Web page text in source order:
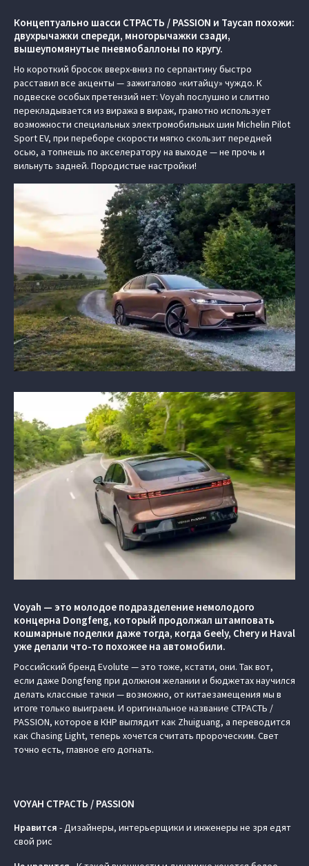
Концептуально шасси СТРАСТЬ / PASSION и Taycan похожи:
двухрычажки спереди, многорычажки сзади,
вышеупомянутые пневмобаллоны по кругу.
Но короткий бросок вверх-вниз по серпантину быстро
расставил все акценты — зажигалово «китайцу» чуждо. К
подвеске особых претензий нет: Voyah послушно и слитно
перекладывается из виража в вираж, грамотно использует
возможности специальных электромобильных шин Michelin Pilot
Sport EV, при переборе скорости мягко скользит передней
осью, а топнешь по акселератору на выходе — не прочь и
вильнуть задней. Породистые настройки!
Voyah — это молодое подразделение немолодого
концерна Dongfeng, который продолжал штамповать
кошмарные поделки даже тогда, когда Geely, Chery и Haval
уже делали что-то похожее на автомобили.
Российский бренд Evolute — это тоже, кстати, они. Так вот,
если даже Dongfeng при должном желании и бюджетах научился
делать классные тачки — возможно, от китаезамещения мы в
итоге только выиграем. И оригинальное название СТРАСТЬ /
PASSION, которое в КНР выглядит как Zhuiguang, а переводится
как Chasing Light, теперь хочется считать пророческим. Свет
точно есть, главное его догнать.
VOYAH СТРАСТЬ / PASSION
Нравится - Дизайнеры, интерьерщики и инженеры не зря едят
свой рис